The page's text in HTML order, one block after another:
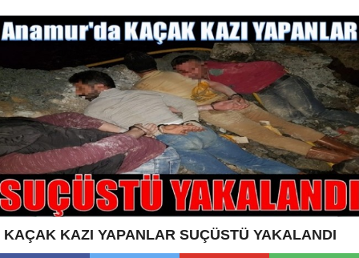
KAÇAK KAZI YAPANLAR SUÇÜSTÜ YAKALANDI